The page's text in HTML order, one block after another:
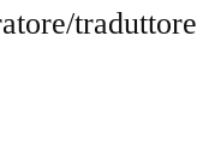
traduttore